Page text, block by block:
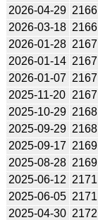
2026-04-29 2166
2026-03-18 2166
2026-01-28 2167
2026-01-14 2167
2026-01-07 2167
2025-11-20 2167
2025-10-29 2168
2025-09-29 2168
2025-09-17 2169
2025-08-28 2169
2025-06-12 2171
2025-06-05 2171
2025-04-30 2172